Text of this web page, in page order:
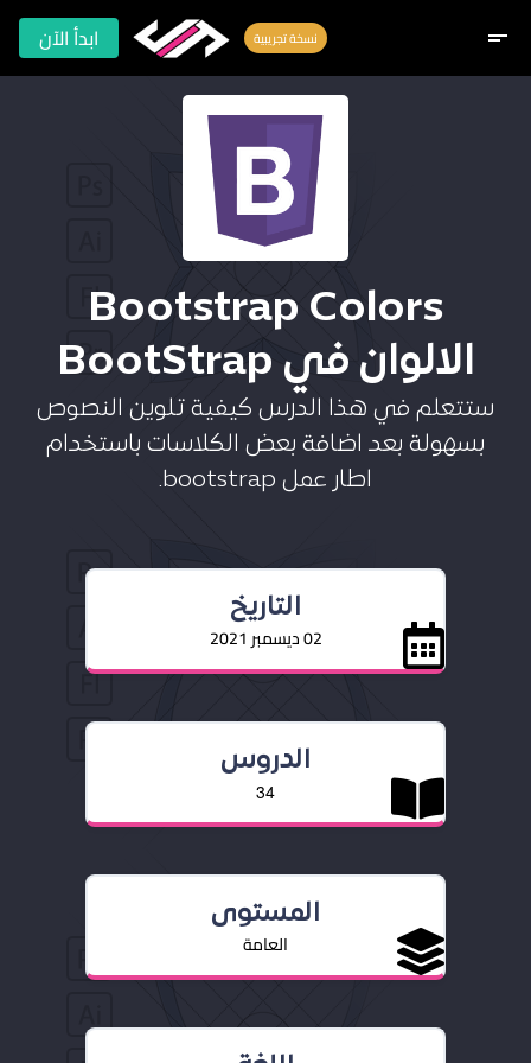
short_text نسخة تجريبية ابدأ الآن
Bootstrap Colors
الالوان في BootStrap
ستتعلم في هذا الدرس كيفية تلوين النصوص
بسهولة بعد اضافة بعض الكلاسات باستخدام
اطار عمل bootstrap.
التاريخ
02 ديسمبر 2021
الدروس
34
المستوى
العامة